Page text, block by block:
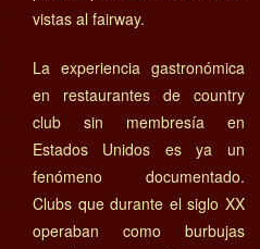
vistas al fairway.
La experiencia gastronómica
en restaurantes de country
club sin membresía en
Estados Unidos es ya un
fenómeno documentado.
Clubs que durante el siglo XX
operaban como burbujas